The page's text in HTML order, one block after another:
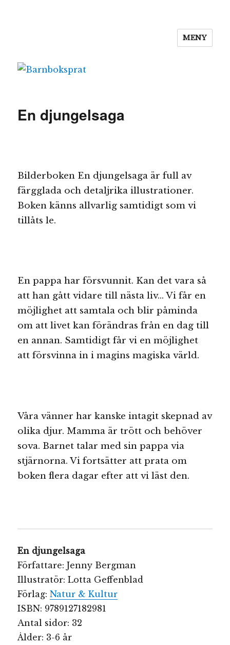
MENY
En djungelsaga
Bilderboken En djungelsaga är full av
färgglada och detaljrika illustrationer.
Boken känns allvarlig samtidigt som vi
tillåts le.
En pappa har försvunnit. Kan det vara så
att han gått vidare till nästa liv… Vi får en
möjlighet att samtala och blir påminda
om att livet kan förändras från en dag till
en annan. Samtidigt får vi en möjlighet
att försvinna in i magins magiska värld.
Våra vänner har kanske intagit skepnad av
olika djur. Mamma är trött och behöver
sova. Barnet talar med sin pappa via
stjärnorna. Vi fortsätter att prata om
boken flera dagar efter att vi läst den.
En djungelsaga
Författare: Jenny Bergman
Illustratör: Lotta Geffenblad
Förlag:Natur & Kultur
ISBN: 9789127182981
Antal sidor: 32
Ålder: 3-6 år